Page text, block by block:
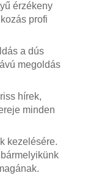
érzékeny
profi
a dús
megoldás
hírek,
minden
kezelésére.